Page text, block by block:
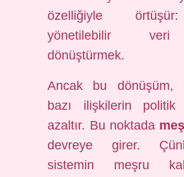
özelliğiyle
yönetilebilir veri
dönüştürmek.
Ancak bu dönüşüm,
bazı ilişkilerin politik
azaltır. Bu noktada
devreye girer.
sistemin meşru